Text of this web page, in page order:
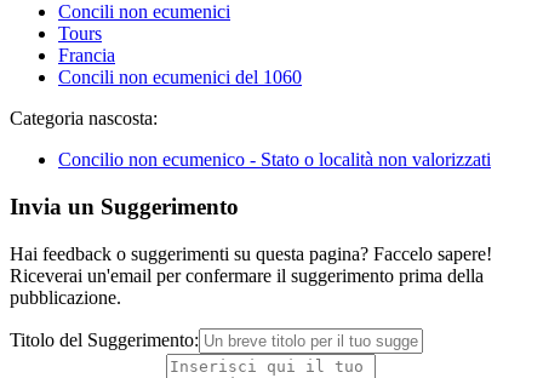
Concili non ecumenici
Tours
Francia
Concili non ecumenici del 1060
Categoria nascosta:
Concilio non ecumenico - Stato o località non valorizzati
Invia un Suggerimento
Hai feedback o suggerimenti su questa pagina? Faccelo sapere!
Riceverai un'email per confermare il suggerimento prima della
pubblicazione.
Titolo del Suggerimento: